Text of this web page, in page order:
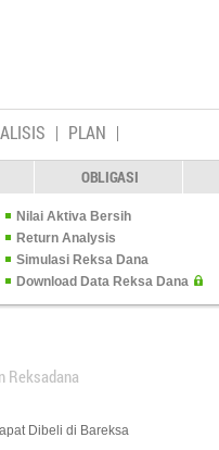
PLAN
OBLIGASI
Nilai Aktiva Bersih
Return Analysis
Simulasi Reksa Dana
Download Data Reksa Dana
Reksadana
Dibeli di Bareksa